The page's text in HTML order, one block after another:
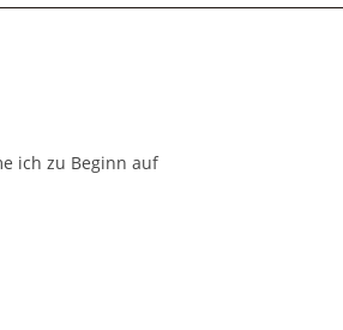
ich zu Beginn auf